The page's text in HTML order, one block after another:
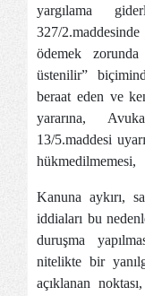
yargılama
327/
ödemek
üstenilir”
beraat eden ve
yararına,
13/5.maddesi
hükmedilmemesi,
Kanuna aykırı,
iddiaları bu
duruşma
nitelikte bir
açıklanan